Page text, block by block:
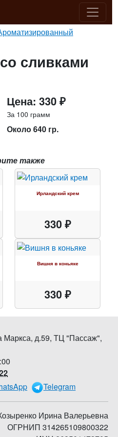
сливками
Цена: 330 ₽
За 100 грамм
Около 640 гр.
также
Ирландский крем
330 ₽
Вишня в коньяке
330 ₽
Маркса, д.59, ТЦ "Пассаж",
Telegram
Ирина Валерьевна
ОГРНИП 314265109800322